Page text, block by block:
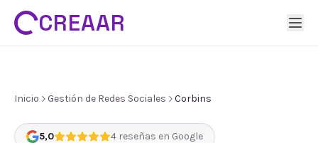
CREAAR
Inicio Gestión de Redes Sociales Corbins
5,0 4 reseñas en Google